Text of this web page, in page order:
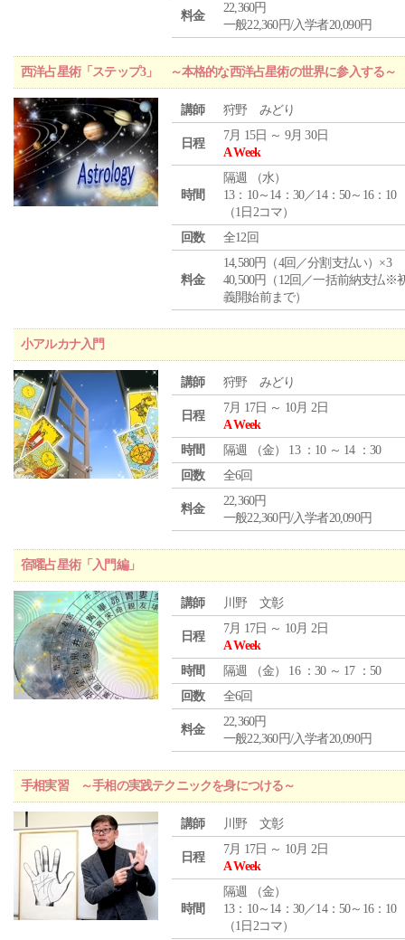
料金
22,360円
一般22,360円/入学者20,090円
西洋占星術「ステップ3」 ～本格的な西洋占星術の世界に参入する～
講師 狩野 みどり
日程
7月 15日 ～ 9月 30日
A Week
時間
隔週 （水）
13：10～14：30／14：50～16：10
（1日2コマ）
回数
全12回
料金
14,580円（4回／分割支払い）×3
40,500円（12回／一括前納支払※
義開始前まで）
小アルカナ入門
講師 狩野 みどり
日程
7月 17日 ～ 10月 2日
A Week
時間
隔週 （金） 13 ：10 ～ 14 ：30
回数
全6回
料金
22,360円
一般22,360円/入学者20,090円
宿曜占星術「入門編」
講師 川野 文彰
日程
7月 17日 ～ 10月 2日
A Week
時間
隔週 （金） 16 ：30 ～ 17 ：50
回数
全6回
料金
22,360円
一般22,360円/入学者20,090円
手相実習 ～手相の実践テクニックを身につける～
講師 川野 文彰
日程
7月 17日 ～ 10月 2日
A Week
時間
隔週 （金）
13：10～14：30／14：50～16：10
（1日2コマ）